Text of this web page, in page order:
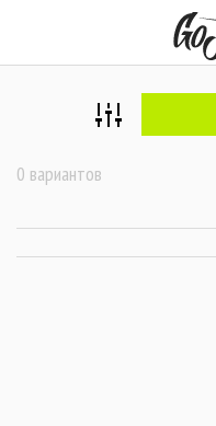
0 вариантов